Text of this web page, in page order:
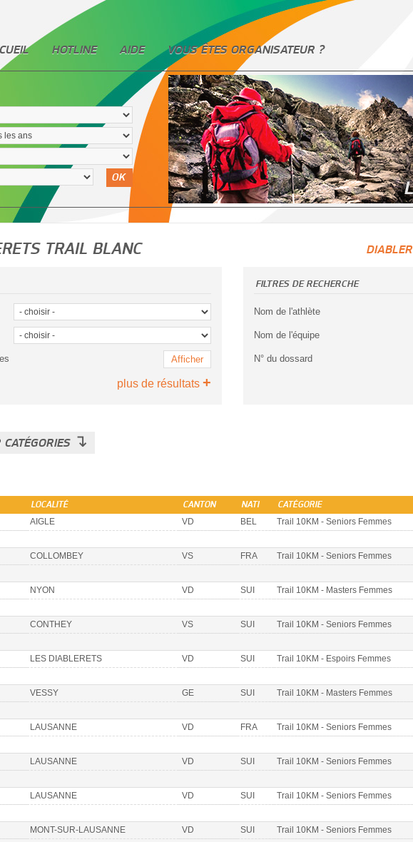
HOTLINE AIDE VOUS ÊTES ORGANISATEUR ?
OK
TRAIL BLANC
Afficher
plus de résultats +
FILTRES DE RECHERCHE
Nom de l'athlète
Nom de l'équipe
N° du dossard
↴
LOCALITÉ CANTON NATI CATÉGORIE
AIGLE VD BEL Trail 10KM - Seniors Femmes
COLLOMBEY VS FRA Trail 10KM - Seniors Femmes
NYON VD SUI Trail 10KM - Masters Femmes
CONTHEY VS SUI Trail 10KM - Seniors Femmes
LES DIABLERETS VD SUI Trail 10KM - Espoirs Femmes
VESSY GE SUI Trail 10KM - Masters Femmes
LAUSANNE VD FRA Trail 10KM - Seniors Femmes
LAUSANNE VD SUI Trail 10KM - Seniors Femmes
LAUSANNE VD SUI Trail 10KM - Seniors Femmes
MONT-SUR-LAUSANNE VD SUI Trail 10KM - Seniors Femmes